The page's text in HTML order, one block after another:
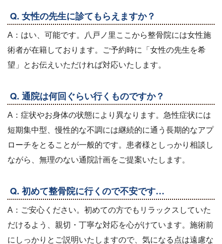
Q. 女性の先生に診てもらえますか？
A：はい、可能です。八戸ノ里ここから整骨院には女性施
術者が在籍しております。ご予約時に「女性の先生を希
望」とお伝えいただければ対応いたします。
Q. 通院は何回ぐらい行くものですか？
A：症状やお身体の状態により異なります。急性症状には
短期集中型、慢性的な不調には継続的に通う長期的なアプ
ローチをとることが一般的です。患者様としっかり相談し
ながら、無理のない通院計画をご提案いたします。
Q. 初めて整骨院に行くので不安です…
A：ご安心ください。初めての方でもリラックスしていた
だけるよう、親切・丁寧な対応を心がけています。施術前
にしっかりとご説明いたしますので、気になる点は遠慮な